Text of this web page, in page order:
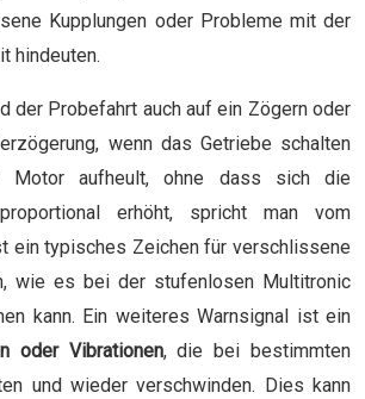
Kupplungen oder Probleme mit der
hindeuten.
der Probefahrt auch auf ein Zögern oder
wenn das Getriebe schalten
Motor aufheult, ohne dass sich die
erhöht, spricht man vom
ein typisches Zeichen für verschlissene
wie es bei der stufenlosen Multitronic
kann. Ein weiteres Warnsignal ist ein
oder Vibrationen, die bei bestimmten
und wieder verschwinden. Dies kann